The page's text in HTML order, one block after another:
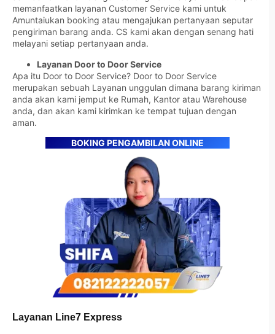
memanfaatkan layanan Customer Service kami untuk
Amuntaiukan booking atau mengajukan pertanyaan seputar
pengiriman barang anda. CS kami akan dengan senang hati
melayani setiap pertanyaan anda.
Layanan Door to Door Service
Apa itu Door to Door Service? Door to Door Service
merupakan sebuah Layanan unggulan dimana barang kiriman
anda akan kami jemput ke Rumah, Kantor atau Warehouse
anda, dan akan kami kirimkan ke tempat tujuan dengan
aman.
BOKING PENGAMBILAN ONLINE
Layanan Line7 Express